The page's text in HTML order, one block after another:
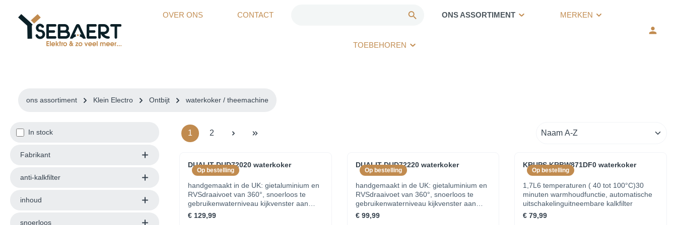
OVER ONS CONTACT ONS ASSORTIMENT MERKEN
TOEBEHOREN
ons assortiment Klein Electro Ontbijt waterkoker / theemachine
In stock
Fabrikant
anti-kalkfilter
inhoud
snoerloos
1 2
Op bestelling
DUALIT DUD72020 waterkoker
handgemaakt in de UK: gietaluminium en
RVSdraaivoet van 360°, snoerloos te
gebruikenwaterniveau kijkvenster aan
beide zijdescharnierdeksel met
hittebestendige knopbedekte weerstand,
€ 129,99
Op bestelling
DUALIT DUD72220 waterkoker
handgemaakt in de UK: gietaluminium en
RVSdraaivoet van 360°, snoerloos te
gebruikenwaterniveau kijkvenster aan
beide zijdescharnierdeksel met
hittebestendige knopbedekte weerstand,
€ 99,99
Op bestelling
KRUPS KRBW871DF0 waterkoker
1,7L6 temperaturen ( 40 tot 100°C)30
minuten warmhoudfunctie, automatische
uitschakelinguitneembare kalkfilter
€ 79,99